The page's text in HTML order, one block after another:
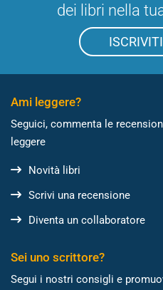
dei libri nella
Ami leggere?
Seguici, commenta le
leggere
Novità libri
Scrivi una recensione
Diventa un collaboratore
Sei uno scrittore?
Segui i nostri consigli e